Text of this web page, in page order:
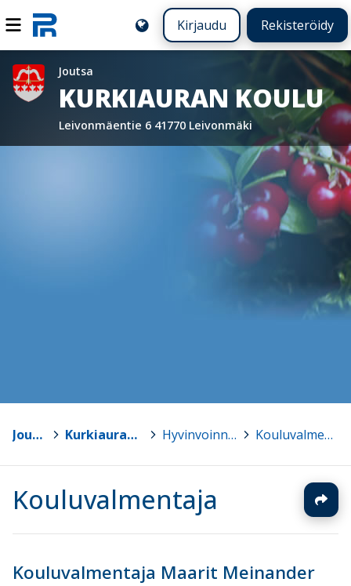
Kirjaudu Rekisteröidy
Joutsa
KURKIAURAN KOULU
Leivonmäentie 6 41770 Leivonmäki
Joutsa > Kurkiauran koulu > Hyvinvoinnin tuki > Kouluvalmentaja
Kouluvalmentaja
Kouluvalmentaja Maarit Meinander